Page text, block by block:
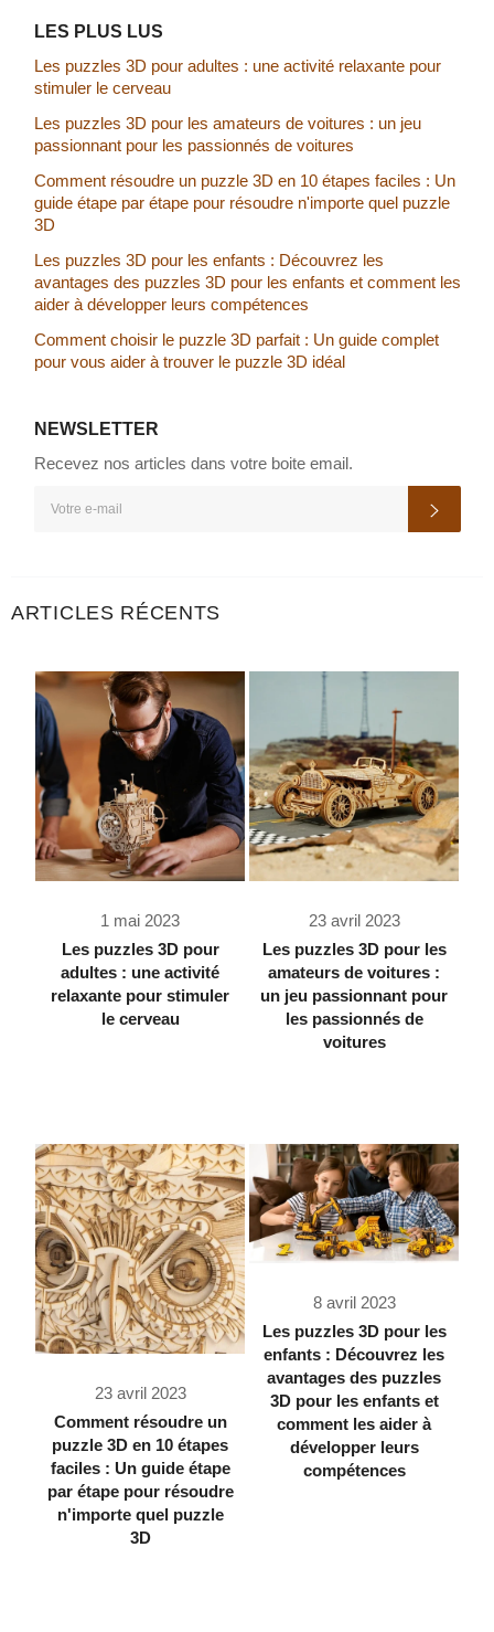
LES PLUS LUS
Les puzzles 3D pour adultes : une activité relaxante pour
stimuler le cerveau
Les puzzles 3D pour les amateurs de voitures : un jeu
passionnant pour les passionnés de voitures
Comment résoudre un puzzle 3D en 10 étapes faciles : Un
guide étape par étape pour résoudre n'importe quel puzzle
3D
Les puzzles 3D pour les enfants : Découvrez les
avantages des puzzles 3D pour les enfants et comment les
aider à développer leurs compétences
Comment choisir le puzzle 3D parfait : Un guide complet
pour vous aider à trouver le puzzle 3D idéal
NEWSLETTER
Recevez nos articles dans votre boite email.
VOUS
OFFRES
ARTICLES RÉCENTS
1 mai 2023
Les puzzles 3D pour
adultes : une activité
relaxante pour stimuler
le cerveau
23 avril 2023
Les puzzles 3D pour les
amateurs de voitures :
un jeu passionnant pour
les passionnés de
voitures
23 avril 2023
Comment résoudre un
puzzle 3D en 10 étapes
faciles : Un guide étape
par étape pour résoudre
n'importe quel puzzle
3D
8 avril 2023
Les puzzles 3D pour les
enfants : Découvrez les
avantages des puzzles
3D pour les enfants et
comment les aider à
développer leurs
compétences